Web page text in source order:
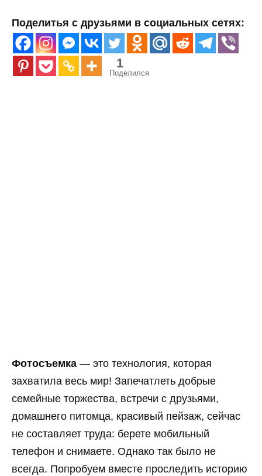
Поделитья с друзьями в социальных сетях:
1
Поделился
Фотосъемка — это технология, которая
захватила весь мир! Запечатлеть добрые
семейные торжества, встречи с друзьями,
домашнего питомца, красивый пейзаж, сейчас
не составляет труда: берете мобильный
телефон и снимаете. Однако так было не
всегда. Попробуем вместе проследить историю